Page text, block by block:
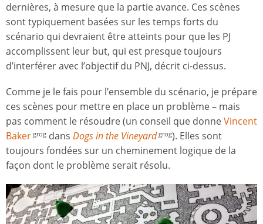
dernières, à mesure que la partie avance. Ces scènes
sont typiquement basées sur les temps forts du
scénario qui devraient être atteints pour que les PJ
accomplissent leur but, qui est presque toujours
d’interférer avec l’objectif du PNJ, décrit ci-dessus.
Comme je le fais pour l’ensemble du scénario, je prépare
ces scènes pour mettre en place un problème – mais
pas comment le résoudre (un conseil que donneVincent
Baker grog dans Dogs in the Vineyardgrog). Elles sont
toujours fondées sur un cheminement logique de la
façon dont le problème serait résolu.